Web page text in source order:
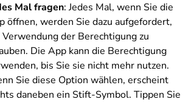
Mal fragen: Jedes Mal, wenn Sie die
öffnen, werden Sie dazu aufgefordert,
Verwendung der Berechtigung zu
Die App kann die Berechtigung
bis Sie sie nicht mehr nutzen.
Sie diese Option wählen, erscheint
daneben ein Stift-Symbol. Tippen Sie